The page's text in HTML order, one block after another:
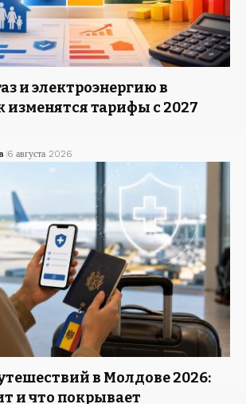
и электроэнергию в
изменятся тарифы с 2027
6 августа 2026
в Молдове 2026:
и что покрывает